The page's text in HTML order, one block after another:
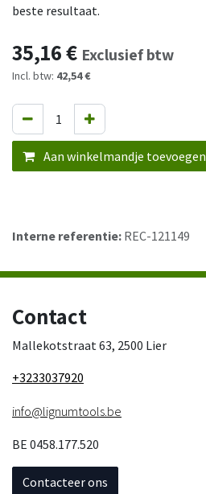
beste resultaat.
35,16€ Exclusief btw
Incl. btw: 42,54 €
Aan winkelmandje toevoegen
Interne referentie: REC-121149
Contact
Mallekotstraat 63, 2500 Lier
+3233037920
info@lignumtools.be
BE 0458.177.520
Contacteer ons